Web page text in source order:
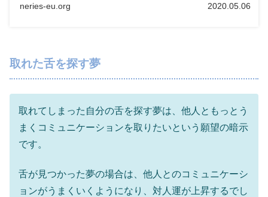
neries-eu.org 2020.05.06
取れた舌を探す夢
取れてしまった自分の舌を探す夢は、他人ともっとう
まくコミュニケーションを取りたいという願望の暗示
です。
舌が見つかった夢の場合は、他人とのコミュニケーシ
ョンがうまくいくようになり、対人運が上昇するでし